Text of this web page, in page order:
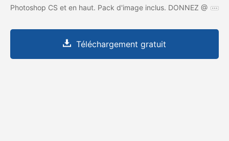
Photoshop CS et en haut. Pack d'image inclus. DONNEZ @
Téléchargement gratuit